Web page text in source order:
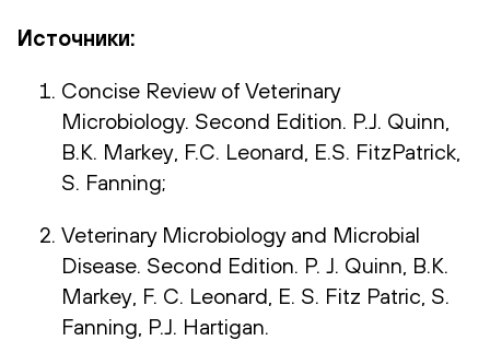
Источники:
Concise Review of Veterinary
Microbiology. Second Edition. P.J. Quinn,
B.K. Markey, F.C. Leonard, E.S. FitzPatrick,
S. Fanning;
Veterinary Microbiology and Microbial
Disease. Second Edition. P. J. Quinn, B.K.
Markey, F. C. Leonard, E. S. Fitz Patric, S.
Fanning, P.J. Hartigan.